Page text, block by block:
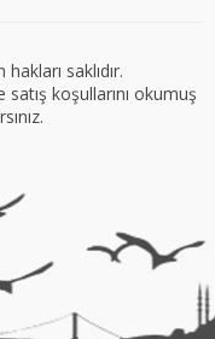
saklıdır.
koşullarını okumuş